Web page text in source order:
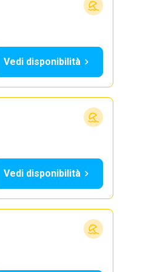
Vedi disponibilità
Vedi disponibilità